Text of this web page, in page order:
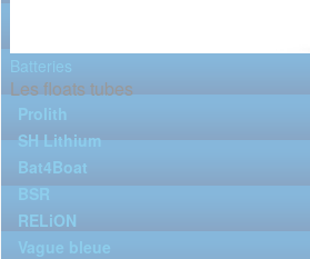
Batteries
Les floats tubes
Prolith
SH Lithium
Bat4Boat
BSR
RELiON
Vague bleue